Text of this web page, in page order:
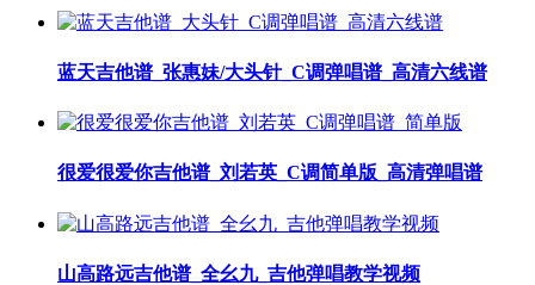
蓝天吉他谱_张惠妹/大头针_C调弹唱谱_高清六线谱
很爱很爱你吉他谱_刘若英_C调简单版_高清弹唱谱
山高路远吉他谱_全幺九_吉他弹唱教学视频